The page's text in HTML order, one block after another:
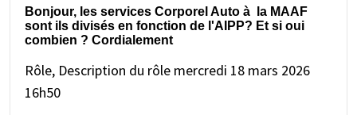
Bonjour, les services Corporel Auto à la MAAF
sont ils divisés en fonction de l'AIPP? Et si oui
combien ? Cordialement
Rôle, Description du rôle mercredi 18 mars 2026
16h50